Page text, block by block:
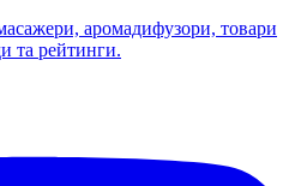
аромадифузори, товари
та рейтинги.